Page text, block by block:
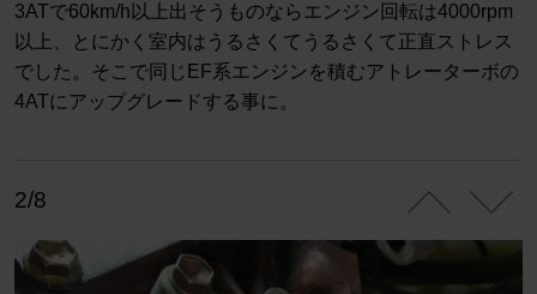
3ATで60km/h以上出そうものならエンジン回転は4000rpm
以上、とにかく室内はうるさくてうるさくて正直ストレス
でした。そこで同じEF系エンジンを積むアトレーターボの
4ATにアップグレードする事に。
2/8